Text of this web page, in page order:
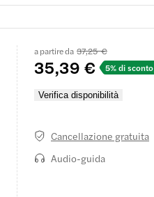
a partire da 37,25 €
35,39 € 5% di sconto
Verifica disponibilità
Cancellazione gratuita
Audio-guida